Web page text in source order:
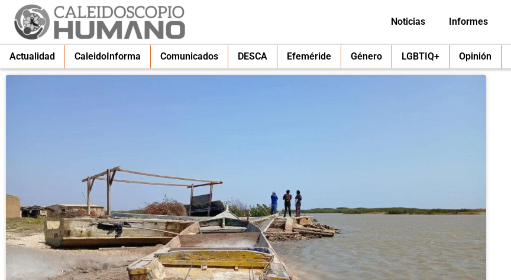
Noticias Informes
Actualidad CaleidoInforma Comunicados DESCA Efeméride Género LGBTIQ+ Opinión